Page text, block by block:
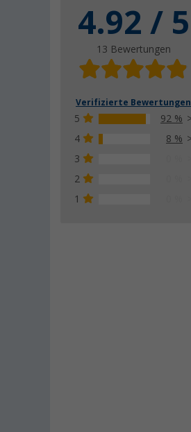
4.92 / 5
13 Bewertungen
Verifizierte Bewertungen
5
92 %
4
8 %
3
2
1